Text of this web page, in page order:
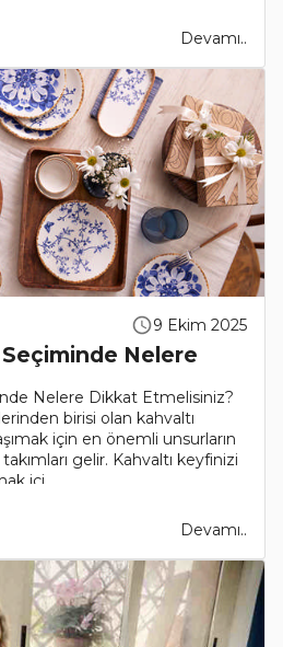
Devamı..
9 Ekim 2025
Seçiminde Nelere
Nelere Dikkat Etmelisiniz?
birisi olan kahvaltı
için en önemli unsurların
gelir. Kahvaltı keyfinizi
içi..
Devamı..